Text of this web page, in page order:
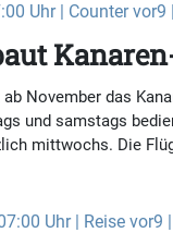
Uhr | Counter vor9
November das
und samstags
mittwochs. Die
Uhr | Reise vor9